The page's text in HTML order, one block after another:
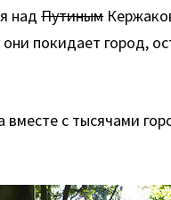
надПутиным
покидает город,
вместе с тысячами